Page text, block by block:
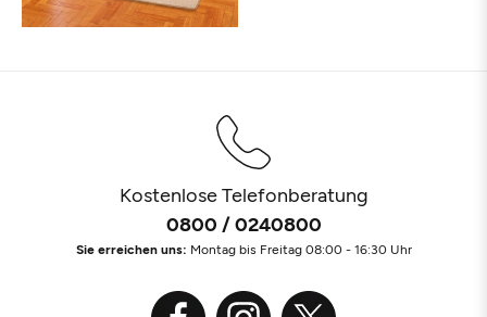
Kostenlose Telefonberatung
0800 / 0240800
Sie erreichen uns: Montag bis Freitag 08:00 - 16:30 Uhr